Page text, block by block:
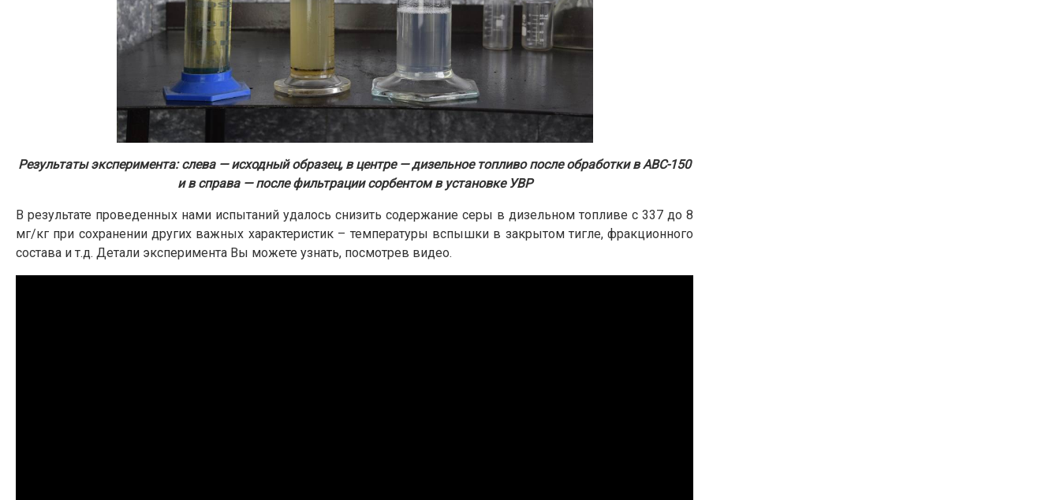
Результаты эксперимента: слева — исходный образец, в центре — дизельное топливо после обработки в АВС-150
и в справа — после фильтрации сорбентом в установке УВР
В результате проведенных нами испытаний удалось снизить содержание серы в дизельном топливе с 337 до 8
мг/кг при сохранении других важных характеристик – температуры вспышки в закрытом тигле, фракционного
состава и т.д. Детали эксперимента Вы можете узнать, посмотрев видео.